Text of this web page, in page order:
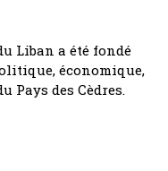
Liban a été fondé
économique,
Pays des Cèdres.